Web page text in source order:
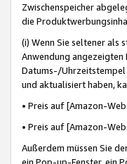
Zwischenspeicher
die
(i) Wenn Sie seltener als
Anwendung
Datums-/Uhrzeitstempel
und aktualisiert haben,
• Preis auf [Amazon-
• Preis auf [Amazon-
Außerdem müssen Sie
ein Pop-up-Fenster, ein